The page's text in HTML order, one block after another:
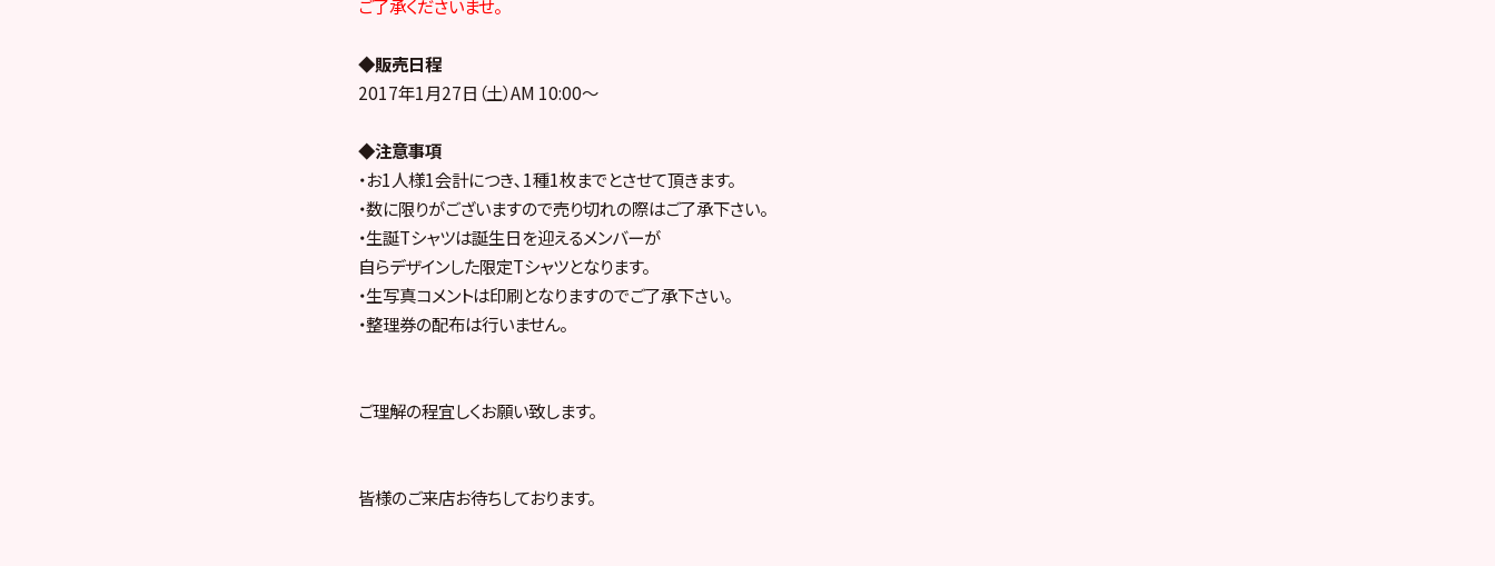
ご了承くださいませ。
◆販売日程
2017年1月27日（土）AM 10:00～
◆注意事項
・お1人様1会計につき､1種1枚までとさせて頂きます。
・数に限りがございますので売り切れの際はご了承下さい。
・生誕Tシャツは誕生日を迎えるメンバーが
自らデザインした限定Tシャツとなります。
・生写真コメントは印刷となりますのでご了承下さい。
・整理券の配布は行いません。
ご理解の程宜しくお願い致します。
皆様のご来店お待ちしております。